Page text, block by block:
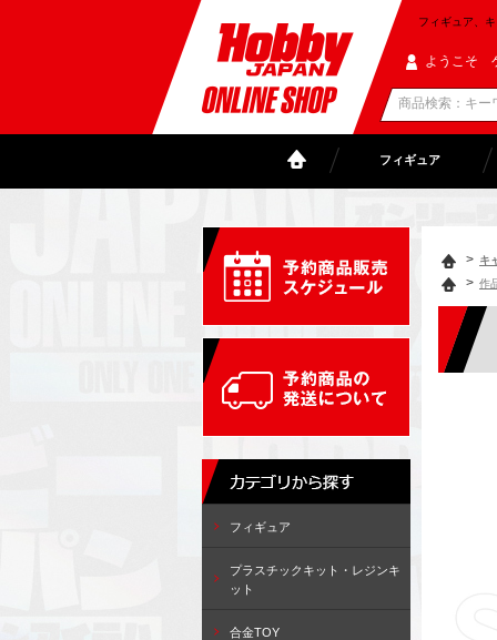
フィギュア、
ようこそ
フィギュア
> キ
> 作
フィギュア
プラスチックキット・レジンキ
ット
合金TOY